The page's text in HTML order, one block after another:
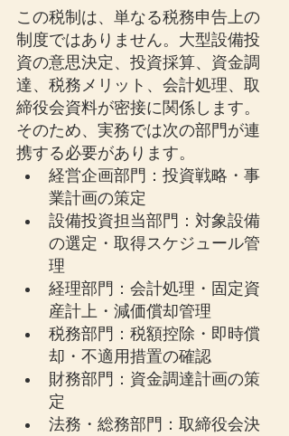
この税制は、単なる税務申告上の
制度ではありません。大型設備投
資の意思決定、投資採算、資金調
達、税務メリット、会計処理、取
締役会資料が密接に関係します。
そのため、実務では次の部門が連
携する必要があります。
経営企画部門：投資戦略・事
業計画の策定
設備投資担当部門：対象設備
の選定・取得スケジュール管
理
経理部門：会計処理・固定資
産計上・減価償却管理
税務部門：税額控除・即時償
却・不適用措置の確認
財務部門：資金調達計画の策
定
法務・総務部門：取締役会決